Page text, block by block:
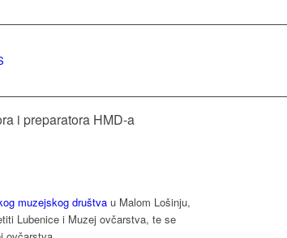
i preparatora HMD-a
muzejskog društva u Malom Lošinju,
Lubenice i Muzej ovčarstva, te se